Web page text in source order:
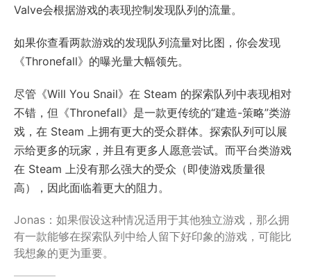
Valve会根据游戏的表现控制发现队列的流量。
如果你查看两款游戏的发现队列流量对比图，你会发现
《Thronefall》的曝光量大幅领先。
尽管《Will You Snail》在 Steam 的探索队列中表现相对
不错，但《Thronefall》是一款更传统的“建造-策略”类游
戏，在 Steam 上拥有更大的受众群体。探索队列可以展
示给更多的玩家，并且有更多人愿意尝试。而平台类游戏
在 Steam 上没有那么强大的受众（即使游戏质量很
高），因此面临着更大的阻力。
Jonas：如果假设这种情况适用于其他独立游戏，那么拥
有一款能够在探索队列中给人留下好印象的游戏，可能比
我想象的更为重要。